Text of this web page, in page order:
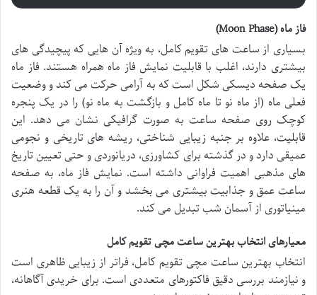
فاز ماه (Moon Phase)
بسیاری از ساعت های تقویم کامل، به ویژه آن هایی که پیچیدگی های
بیشتری دارند، اغلب با قابلیت نمایش فاز ماه همراه هستند. فاز ماه
یک صفحه دیسکی شکل است که به آرامی حرکت می کند و وضعیت
فعلی ماه (از ماه نو تا ماه کامل و بازگشت به ماه نو) را در یک پنجره
کوچک روی صفحه ساعت به صورت گرافیکی نشان می دهد. این
قابلیت، علاوه بر جنبه زیبایی شناختی، ریشه های تاریخی و نجومی
عمیقی دارد و در گذشته برای کشاورزی، دریانوردی و حتی تعیین تاریخ
های مذهبی اهمیت فراوانی داشته است. نمایش فاز ماه، به صفحه
ساعت عمق و جذابیت بیشتری می بخشد و آن را به یک قطعه هنری
مینیاتوری از آسمان شب تبدیل می کند.
معیارهای انتخاب بهترین ساعت مچی تقویم کامل
انتخاب بهترین ساعت مچی تقویم کامل، فراتر از زیبایی ظاهری است
و نیازمند بررسی دقیق فاکتورهای متعددی است. برای خریدی آگاهانه،